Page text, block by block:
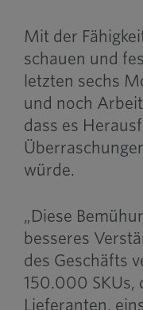
Mit der
schauen und
letzten sechs
und noch
dass es
würde.
„Diese
besseres
des Geschäfts
150.000 SKUs,
Lieferanten,